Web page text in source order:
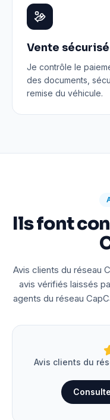
Vente
Je contrôle le
des documents,
remise du véhicule.
Ils font
Avis clients du réseau
avis vérifiés laissés
agents du réseau
Avis clients du